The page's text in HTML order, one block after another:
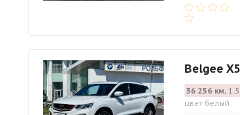
Belgee
36 256 км,1.5
цвет белый